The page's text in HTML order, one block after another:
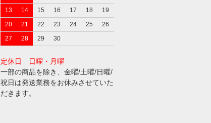
13
14 15 16 17 18
19
20
21 22 23 24 25
26
27
28 29 30
定休日 日曜・月曜
一部の商品を除き、金曜/土曜/日曜/
祝日は発送業務をお休みさせていた
だきます。